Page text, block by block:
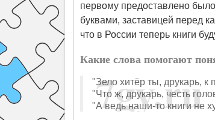
первому предоставлено
буквами, заставицей перед
что в России теперь книги
Какие слова помогают
"Зело хитёр ты, друкарь, к
"Что ж, друкарь, честь
"А ведь наши-то книги не